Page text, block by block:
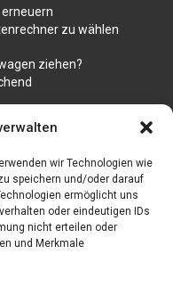
wir Technologien wie
speichern und/oder darauf
ermöglicht uns
oder eindeutigen IDs
nicht erteilen oder
und Merkmale
erneuern
zu wählen
ziehen?
Calma in greifbare
mit diesen 5 Tipps